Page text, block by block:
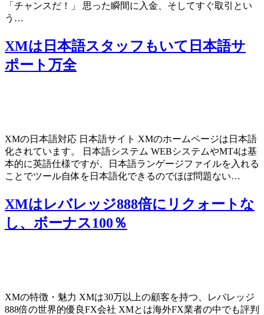
「チャンスだ！」 思った瞬間に入金、そしてすぐ取引とい
う…
XMは日本語スタッフもいて日本語サ
ポート万全
XMの日本語対応 日本語サイト XMのホームページは日本語
化されています。 日本語システム WEBシステムやMT4は基
本的に英語仕様ですが、日本語ランゲージファイルを入れる
ことでツール自体を日本語化できるのでほぼ問題ない…
XMはレバレッジ888倍にリクォートな
し、ボーナス100％
XMの特徴・魅力 XMは30万以上の顧客を持つ、レバレッジ
888倍の世界的優良FX会社 XMとは海外FX業者の中でも評判